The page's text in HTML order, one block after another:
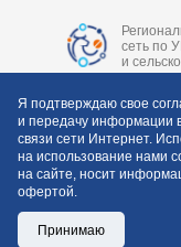
сеть по
и
Copyright ©
Эпидемиологии»
Я подтверждаю свое
и передачу информации
связи сети Интернет.
на использование нами
на сайте, носит
офертой.
Принимаю